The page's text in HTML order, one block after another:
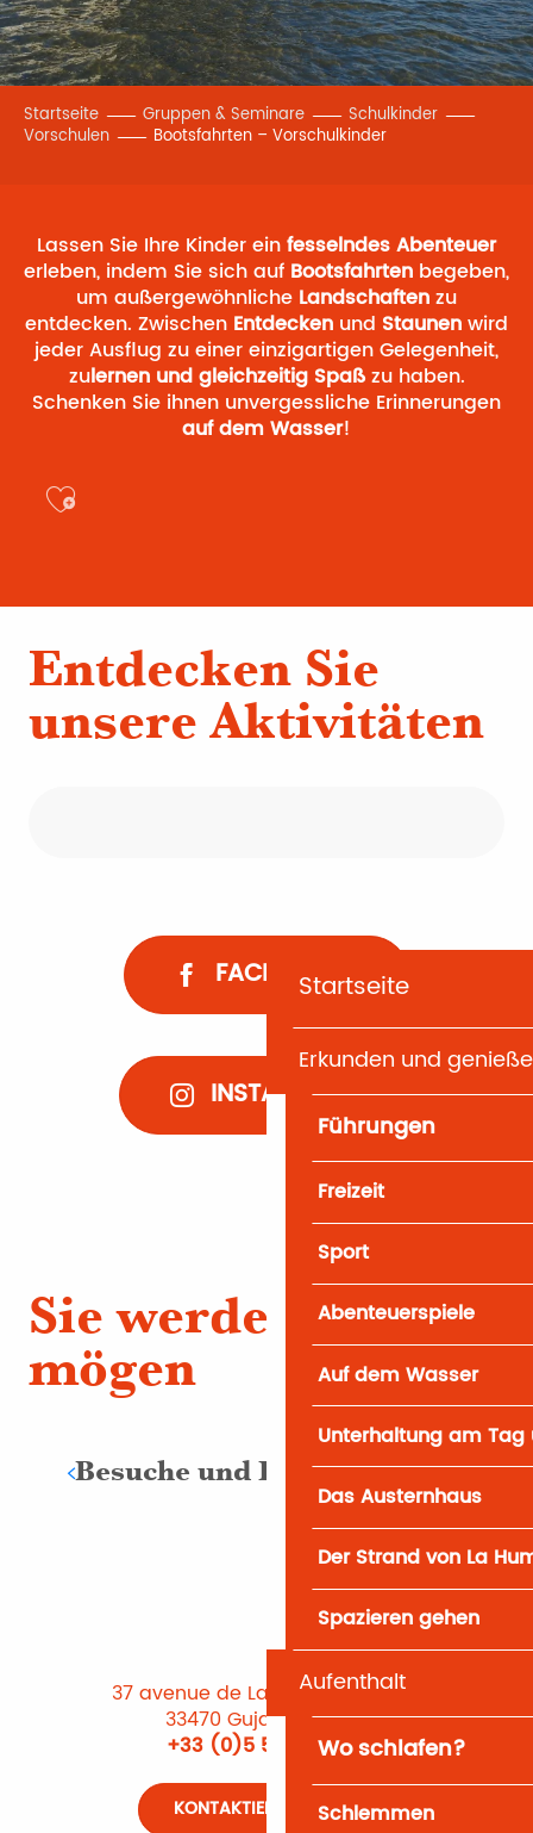
Startseite
Erkunden und
Führungen
Freizeit
Sport
Abenteuerspiele
Auf dem Wasser
Unterhaltung am
Das Austernhaus
Der Strand von La
Spazieren gehen
Aufenthalt
Wo schlafen?
Schlemmen
Startseite Gruppen & Seminare
Schulkinder
Vorschulen
Bootsfahrten – Vorschulkinder
Lassen Sie Ihre Kinder einfesselndes Abenteuer
erleben, indem Sie sich auf Bootsfahrten begeben,
um außergewöhnliche Landschaftenzu
entdecken. Zwischen Entdecken und Staunenwird
jeder Ausflug zu einer einzigartigen Gelegenheit,
zulernen und gleichzeitig Spaßzu haben.
Schenken Sie ihnen unvergessliche Erinnerungen
auf dem Wasser!
Ajouter aux favoris
Entdecken Sie
unsere Aktivitäten
FACEBOOK
INSTAGRAM
Sie werden auch
mögen
Besuche und Entdeckungen
37 avenue de Lattre de Tassigny
33470 Gujan-Mestras
+33 (0)5 56 66 12 65
KONTAKTIEREN SIE UNS